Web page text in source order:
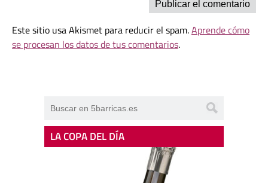
Este sitio usa Akismet para reducir el spam.Aprende cómo
se procesan los datos de tus comentarios.
LA COPA DEL DÍA